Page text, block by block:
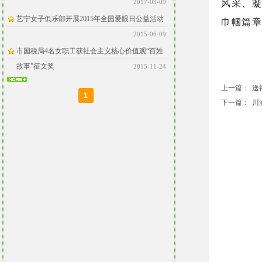
2017-03-09
艺宁女子俱乐部开展2015年全国爱眼日公益活动
2015-06-09
市国税局4名女职工获社会主义核心价值观“百姓
故事”征文奖
2015-11-24
1
风采、
巾帼篇
上一篇：
送
下一篇：
川